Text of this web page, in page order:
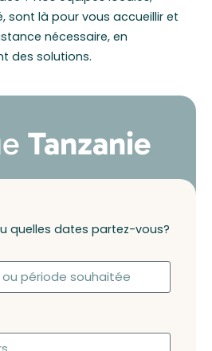
sont là pour vous accueillir et
nécessaire, en
des solutions.
Tanzanie
quelles dates partez-vous?